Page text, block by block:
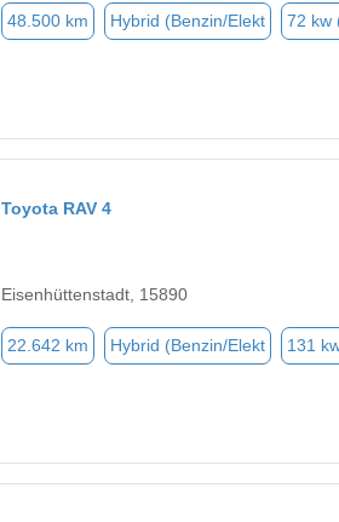
48.500 km Hybrid (Benzin/Elekt 72 kw
Toyota RAV 4
Eisenhüttenstadt, 15890
22.642 km Hybrid (Benzin/Elekt 131